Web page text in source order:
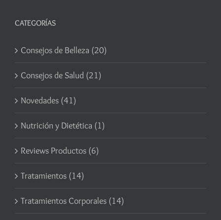
CATEGORÍAS
Consejos de Belleza (20)
Consejos de Salud (21)
Novedades (41)
Nutrición y Dietética (1)
Reviews Productos (6)
Tratamientos (14)
Tratamientos Corporales (14)